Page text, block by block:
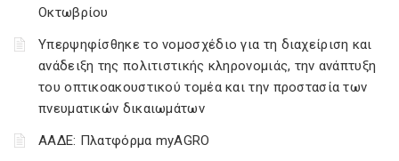
Οκτωβρίου
Υπερψηφίσθηκε το νομοσχέδιο για τη διαχείριση και
ανάδειξη της πολιτιστικής κληρονομιάς, την ανάπτυξη
του οπτικοακουστικού τομέα και την προστασία των
πνευματικών δικαιωμάτων
ΑΑΔΕ: Πλατφόρμα myAGRO